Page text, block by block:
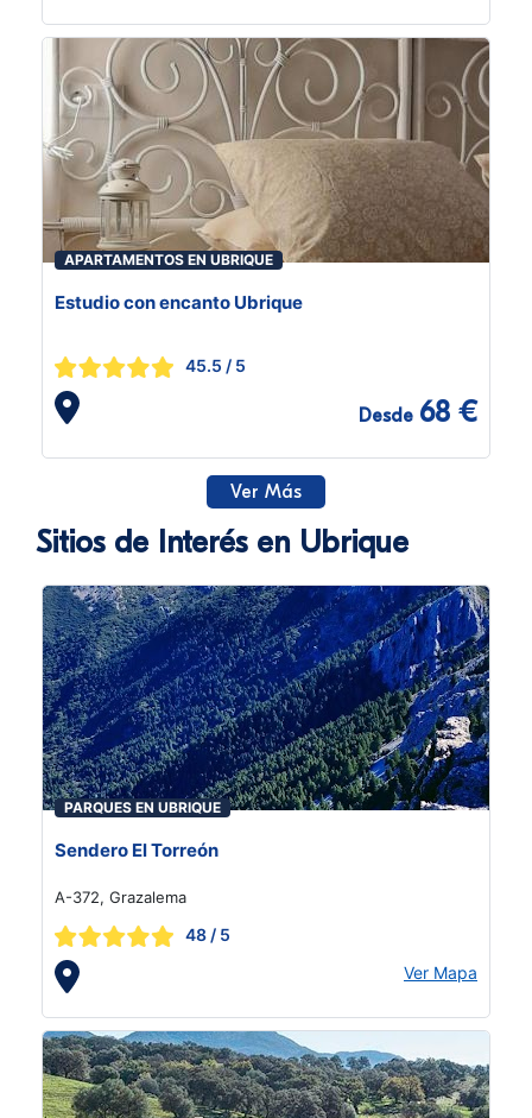
APARTAMENTOS EN UBRIQUE
Estudio con encanto Ubrique
45.5 / 5
Desde 68 €
Ver Más
Sitios de Interés en Ubrique
PARQUES EN UBRIQUE
Sendero El Torreón
A-372, Grazalema
48 / 5
Ver Mapa